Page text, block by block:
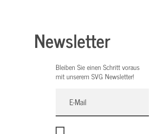
Newsletter
Bleiben Sie einen Schritt voraus
mit unserem SVG Newsletter!